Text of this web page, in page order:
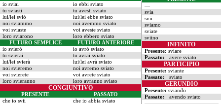
io sviai
io ebbi sviato
tu sviasti
tu avesti sviato
lui/lei sviò
lui/lei ebbe sviato
noi sviammo
noi avemmo sviato
voi sviaste
voi aveste sviato
loro sviarono
loro ebbero sviato
FUTURO SEMPLICE
FUTURO ANTERIORE
io svierò
io avrò sviato
tu svierai
tu avrai sviato
lui/lei svierà
lui/lei avrà sviato
noi svieremo
noi avremo sviato
voi svierete
voi avrete sviato
loro svieranno
loro avranno sviato
CONGIUNTIVO
PRESENTE
PASSATO
che io svii
che io abbia sviato
—
svia
svii
sviamo
sviate
sviino
INFINITO
Presente: sviare
Passato: avere sviato
PARTICIPIO
Presente: sviante
Passato: sviato
GERUNDIO
Presente: sviando
Passato: avendo sviato